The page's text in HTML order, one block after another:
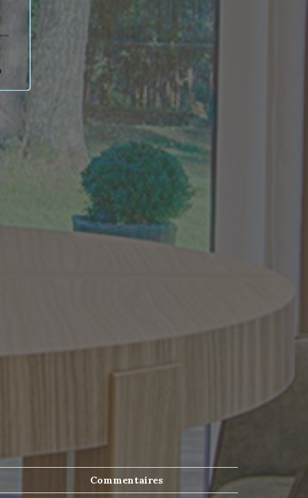
Commentaires